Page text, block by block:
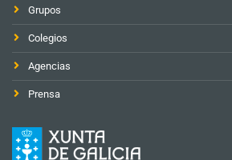
Grupos
Colegios
Agencias
Prensa